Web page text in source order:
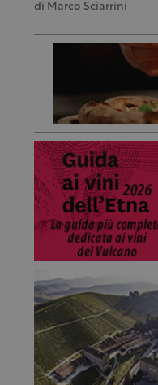
di Marco Sciarrini